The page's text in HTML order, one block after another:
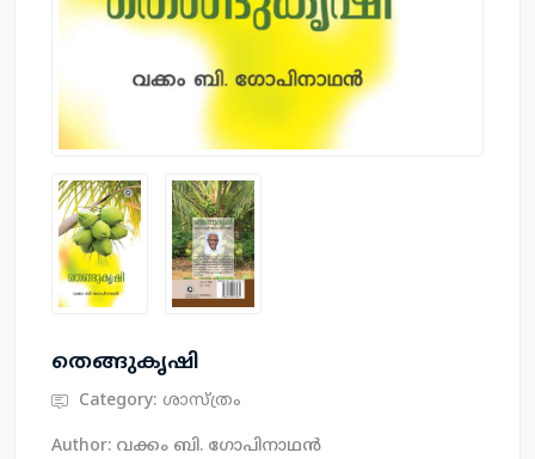
തെങ്ങുകൃഷി
Category: ശാസ്ത്രം
Author: വക്കം ബി. ഗോപിനാഥന്‍